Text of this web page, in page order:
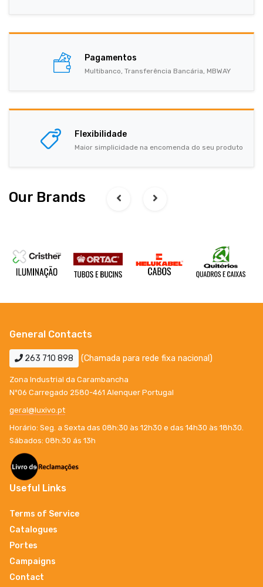
Pagamentos
Multibanco, Transferência Bancária, MBWAY
Flexibilidade
Maior simplicidade na encomenda do seu produto
Our Brands
General Contacts
263 710 898 (Chamada para rede fixa nacional)
Zona Industrial da Carambancha
Nº06 Carregado 2580-461 Alenquer Portugal
geral@luxivo.pt
Horário: Seg. a Sexta das 08h:30 às 12h30 e das 14h30 às 18h30.
Sábados: 08h:30 ás 13h
Useful Links
Terms of Service
Catalogues
Portes
Campaigns
Contact